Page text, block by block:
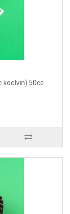
koelvin) 50cc